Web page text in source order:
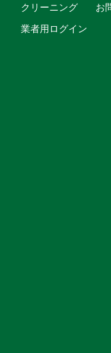
クリーニング
お
業者用ログイン